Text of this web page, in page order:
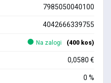
7985050040100
4042666339755
Na zalogi (400 kos)
0,0580 €
0 %